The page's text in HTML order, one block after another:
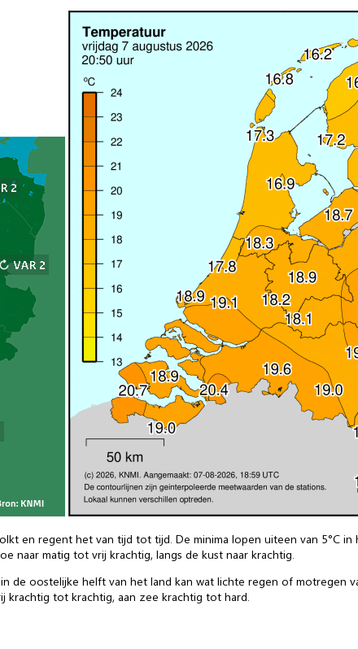
en regent het van tijd tot tijd. De minima lopen uiteen van 5°C
naar matig tot vrij krachtig, langs de kust naar krachtig.
de oostelijke helft van het land kan wat lichte regen of motregen
krachtig tot krachtig, aan zee krachtig tot hard.